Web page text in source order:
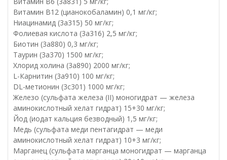
Витамин B12 (цианокобаламин) 0,1 мг/кг;
Ниацинамид (3a315) 50 мг/кг;
Фолиевая кислота (3a316) 2,5 мг/кг;
Биотин (3a880) 0,3 мг/кг;
Таурин (3a370) 1500 мг/кг;
Хлорид холина (3a890) 2000 мг/кг;
L-Карнитин (3a910) 100 мг/кг;
DL-метионин (3c301) 1000 мг/кг;
Железо (сульфата железа (II) моногидрат — железа
аминокислотный хелат гидрат) 15+30 мг/кг;
Йод (иодат кальция безводный) 1,5 мг/кг;
Медь (сульфата меди пентагидрат — меди
аминокислотный хелат гидрат) 10+3 мг/кг;
Марганец (сульфата марганца моногидрат — марганца